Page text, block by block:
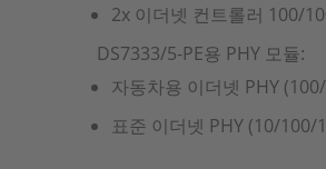
2x 이더넷 컨트롤러 100/
DS7333/5-PE용 PHY 모듈:
자동차용 이더넷 PHY
표준 이더넷 PHY (10/100/